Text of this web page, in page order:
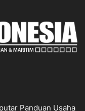
Panduan Usaha